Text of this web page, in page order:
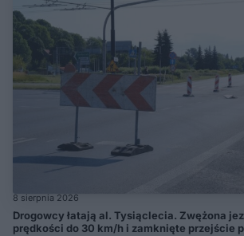
8 sierpnia 2026
Drogowcy łatają al. Tysiąclecia. Zwężona
prędkości do 30 km/h i zamknięte przejście